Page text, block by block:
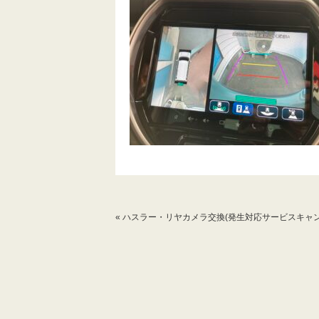
« ハスラー・リヤカメラ交換(発生対応サービスキャ